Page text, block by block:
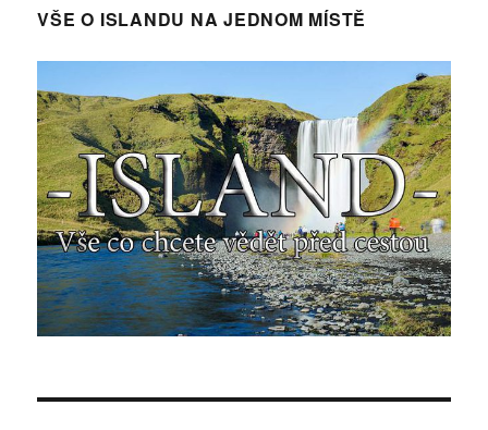
VŠE O ISLANDU NA JEDNOM MÍSTĚ